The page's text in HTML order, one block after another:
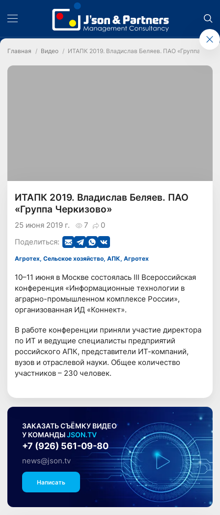
Главная Видео ИТАПК 2019. Владислав Беляев. ПАО «Группа
ИТАПК 2019. Владислав Беляев. ПАО
«Группа Черкизово»
7 0
25 июня 2019 г.
Поделиться:
Агротех, Сельское хозяйство, АПК, Агротех
10–11 июня в Москве состоялась III Всероссийская
конференция «Информационные технологии в
аграрно-промышленном комплексе России»,
организованная ИД «Коннект».
В работе конференции приняли участие директора
по ИТ и ведущие специалисты предприятий
российского АПК, представители ИТ-компаний,
вузов и отраслевой науки. Общее количество
участников – 230 человек.
ЗАКАЗАТЬ СЪЁМКУ ВИДЕО
У КОМАНДЫJSON.TV
+7 (926) 561-09-80
news@json.tv
Написать